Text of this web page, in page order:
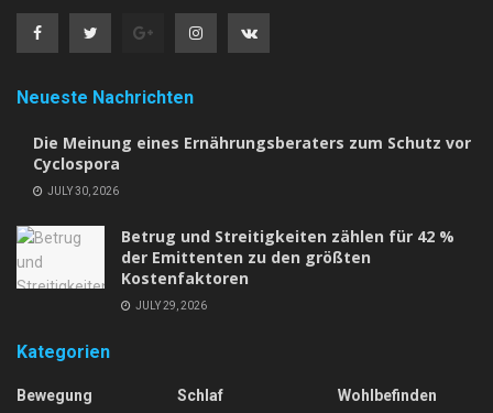
Neueste Nachrichten
Die Meinung eines Ernährungsberaters zum Schutz vor
Cyclospora
JULY 30, 2026
Betrug und Streitigkeiten zählen für 42 %
der Emittenten zu den größten
Kostenfaktoren
JULY 29, 2026
Kategorien
Bewegung
Schlaf
Wohlbefinden